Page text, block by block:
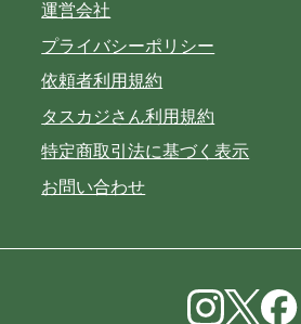
運営会社
プライバシーポリシー
依頼者利用規約
タスカジさん利用規約
特定商取引法に基づく表示
お問い合わせ